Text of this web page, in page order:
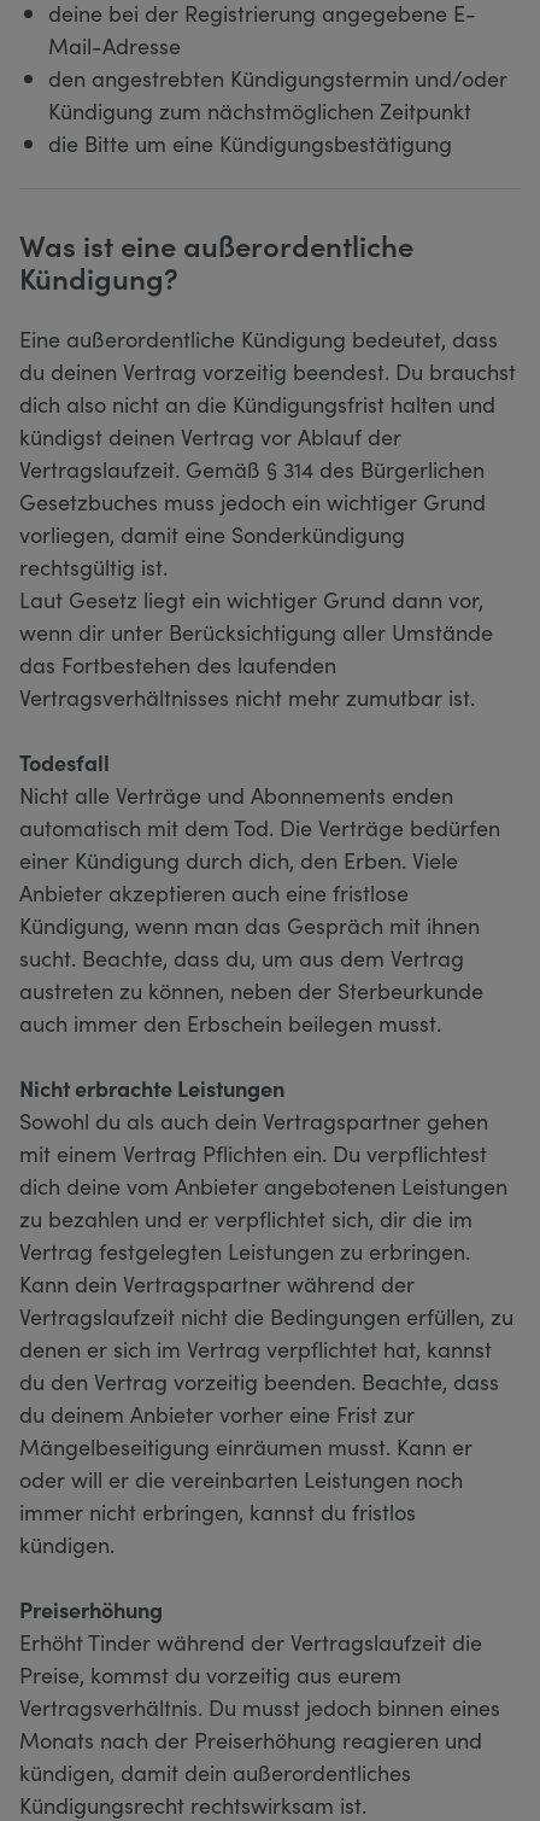
deine bei der Registrierung angegebene E-
Mail-Adresse
den angestrebten Kündigungstermin und/oder
Kündigung zum nächstmöglichen Zeitpunkt
die Bitte um eine Kündigungsbestätigung
Was ist eine außerordentliche
Kündigung?
Eine außerordentliche Kündigung bedeutet, dass
du deinen Vertrag vorzeitig beendest. Du brauchst
dich also nicht an die Kündigungsfrist halten und
kündigst deinen Vertrag vor Ablauf der
Vertragslaufzeit. Gemäß § 314 des Bürgerlichen
Gesetzbuches muss jedoch ein wichtiger Grund
vorliegen, damit eine Sonderkündigung
rechtsgültig ist.
Laut Gesetz liegt ein wichtiger Grund dann vor,
wenn dir unter Berücksichtigung aller Umstände
das Fortbestehen des laufenden
Vertragsverhältnisses nicht mehr zumutbar ist.
Todesfall
Nicht alle Verträge und Abonnements enden
automatisch mit dem Tod. Die Verträge bedürfen
einer Kündigung durch dich, den Erben. Viele
Anbieter akzeptieren auch eine fristlose
Kündigung, wenn man das Gespräch mit ihnen
sucht. Beachte, dass du, um aus dem Vertrag
austreten zu können, neben der Sterbeurkunde
auch immer den Erbschein beilegen musst.
Nicht erbrachte Leistungen
Sowohl du als auch dein Vertragspartner gehen
mit einem Vertrag Pflichten ein. Du verpflichtest
dich deine vom Anbieter angebotenen Leistungen
zu bezahlen und er verpflichtet sich, dir die im
Vertrag festgelegten Leistungen zu erbringen.
Kann dein Vertragspartner während der
Vertragslaufzeit nicht die Bedingungen erfüllen, zu
denen er sich im Vertrag verpflichtet hat, kannst
du den Vertrag vorzeitig beenden. Beachte, dass
du deinem Anbieter vorher eine Frist zur
Mängelbeseitigung einräumen musst. Kann er
oder will er die vereinbarten Leistungen noch
immer nicht erbringen, kannst du fristlos
kündigen.
Preiserhöhung
Erhöht Tinder während der Vertragslaufzeit die
Preise, kommst du vorzeitig aus eurem
Vertragsverhältnis. Du musst jedoch binnen eines
Monats nach der Preiserhöhung reagieren und
kündigen, damit dein außerordentliches
Kündigungsrecht rechtswirksam ist.